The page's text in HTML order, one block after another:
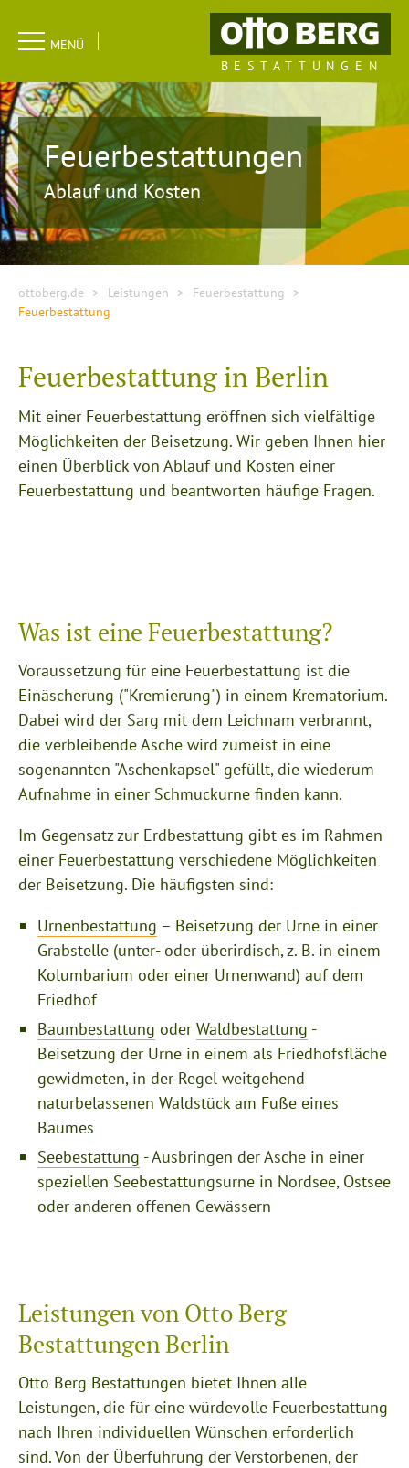
Navigation
überspringen
MENÜ
BESTATTUNGEN
Feuerbestattungen
Ablauf und Kosten
ottoberg.de Leistungen
Feuerbestattung
Feuerbestattung
Feuerbestattung in Berlin
Mit einer Feuerbestattung eröffnen sich vielfältige
Möglichkeiten der Beisetzung. Wir geben Ihnen hier
einen Überblick von Ablauf und Kosten einer
Feuerbestattung und beantworten häufige Fragen.
Was ist eine Feuerbestattung?
Voraussetzung für eine Feuerbestattung ist die
Einäscherung ("Kremierung") in einem Krematorium.
Dabei wird der Sarg mit dem Leichnam verbrannt,
die verbleibende Asche wird zumeist in eine
sogenannten "Aschenkapsel" gefüllt, die wiederum
Aufnahme in einer Schmuckurne finden kann.
Im Gegensatz zur Erdbestattung gibt es im Rahmen
einer Feuerbestattung verschiedene Möglichkeiten
der Beisetzung. Die häufigsten sind:
Urnenbestattung – Beisetzung der Urne in einer
Grabstelle (unter- oder überirdisch, z. B. in einem
Kolumbarium oder einer Urnenwand) auf dem
Friedhof
Baumbestattung oder Waldbestattung -
Beisetzung der Urne in einem als Friedhofsfläche
gewidmeten, in der Regel weitgehend
naturbelassenen Waldstück am Fuße eines
Baumes
Seebestattung - Ausbringen der Asche in einer
speziellen Seebestattungsurne in Nordsee, Ostsee
oder anderen offenen Gewässern
Leistungen von Otto Berg
Bestattungen Berlin
Otto Berg Bestattungen bietet Ihnen alle
Leistungen, die für eine würdevolle Feuerbestattung
nach Ihren individuellen Wünschen erforderlich
sind. Von der Überführung der Verstorbenen, der